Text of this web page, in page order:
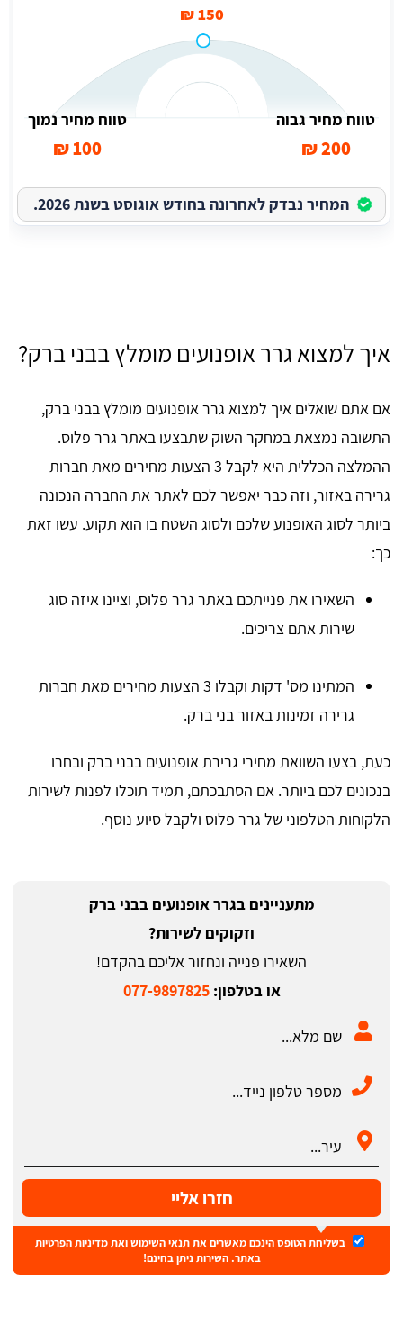
150 ₪
טווח מחיר גבוה
200 ₪
טווח מחיר נמוך
100 ₪
המחיר נבדק לאחרונה בחודש אוגוסט בשנת 2026.
איך למצוא גרר אופנועים מומלץ בבני ברק?
אם אתם שואלים איך למצוא גרר אופנועים מומלץ בבני ברק,
התשובה נמצאת במחקר השוק שתבצעו באתר גרר פלוס.
ההמלצה הכללית היא לקבל 3 הצעות מחירים מאת חברות
גרירה באזור, וזה כבר יאפשר לכם לאתר את החברה הנכונה
ביותר לסוג האופנוע שלכם ולסוג השטח בו הוא תקוע. עשו זאת
כך:
השאירו את פנייתכם באתר גרר פלוס, וציינו איזה סוג
שירות אתם צריכים.
המתינו מס' דקות וקבלו 3 הצעות מחירים מאת חברות
גרירה זמינות באזור בני ברק.
כעת, בצעו השוואת מחירי גרירת אופנועים בבני ברק ובחרו
בנכונים לכם ביותר. אם הסתבכתם, תמיד תוכלו לפנות לשירות
הלקוחות הטלפוני של גרר פלוס ולקבל סיוע נוסף.
מתעניינים בגרר אופנועים בבני ברק
וזקוקים לשירות?
השאירו פנייה ונחזור אליכם בהקדם!
או בטלפון:077-9897825
חזרו אליי
בשליחת הטופס הינכם מאשרים אתתנאי השימושואתמדיניות הפרטיות
באתר. השירות ניתן בחינם!